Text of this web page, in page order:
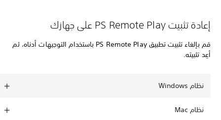
إعادة تثبيت PS Remote Play على جهازك
قم بإلغاء تثبيت تطبيق PS Remote Play باستخدام التوجيهات أدناه، ثم
أعِد تثبيته.
نظام Windows
نظام Mac